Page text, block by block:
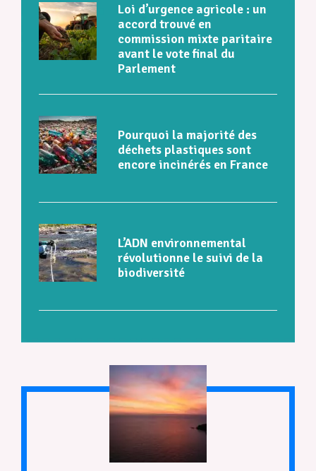
Loi d’urgence agricole : un
accord trouvé en
commission mixte paritaire
avant le vote final du
Parlement
Pourquoi la majorité des
déchets plastiques sont
encore incinérés en France
L’ADN environnemental
révolutionne le suivi de la
biodiversité